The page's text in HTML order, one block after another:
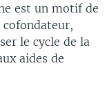
est un motif de
le cycle de la
aides de